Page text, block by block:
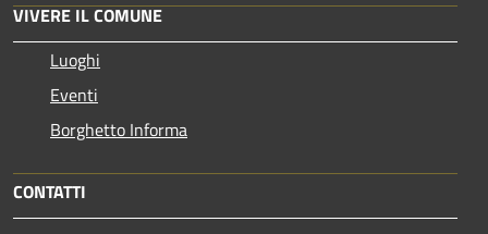
VIVERE IL COMUNE
Luoghi
Eventi
Borghetto Informa
CONTATTI